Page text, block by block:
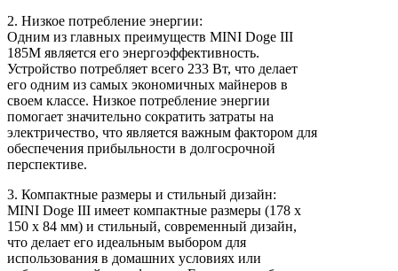
2. Низкое потребление энергии:
Одним из главных преимуществ MINI Doge III
185M является его энергоэффективность.
Устройство потребляет всего 233 Вт, что делает
его одним из самых экономичных майнеров в
своем классе. Низкое потребление энергии
помогает значительно сократить затраты на
электричество, что является важным фактором для
обеспечения прибыльности в долгосрочной
перспективе.
3. Компактные размеры и стильный дизайн:
MINI Doge III имеет компактные размеры (178 x
150 x 84 мм) и стильный, современный дизайн,
что делает его идеальным выбором для
использования в домашних условиях или